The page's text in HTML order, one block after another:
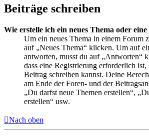
Beiträge schreiben
Wie erstelle ich ein neues Thema oder
Um ein neues Thema in einem Forum
auf „Neues Thema“ klicken. Um auf
antworten, musst du auf „Antworten“
dass eine Registrierung erforderlich ist,
Beitrag schreiben kannst. Deine
am Ende der Foren- und der
„Du darfst neue Themen erstellen“,
erstellen“ usw.
Nach oben